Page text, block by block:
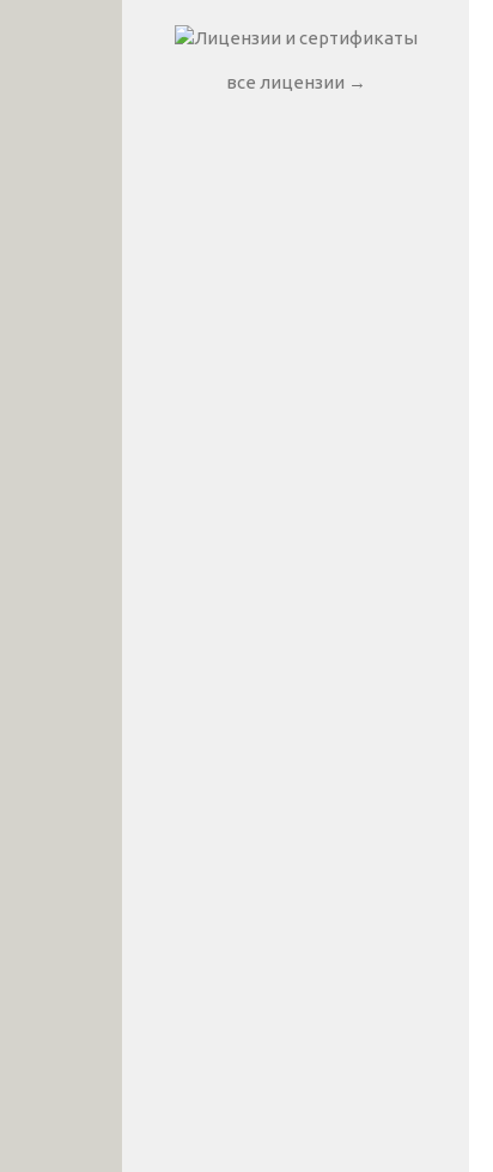
все лицензии →